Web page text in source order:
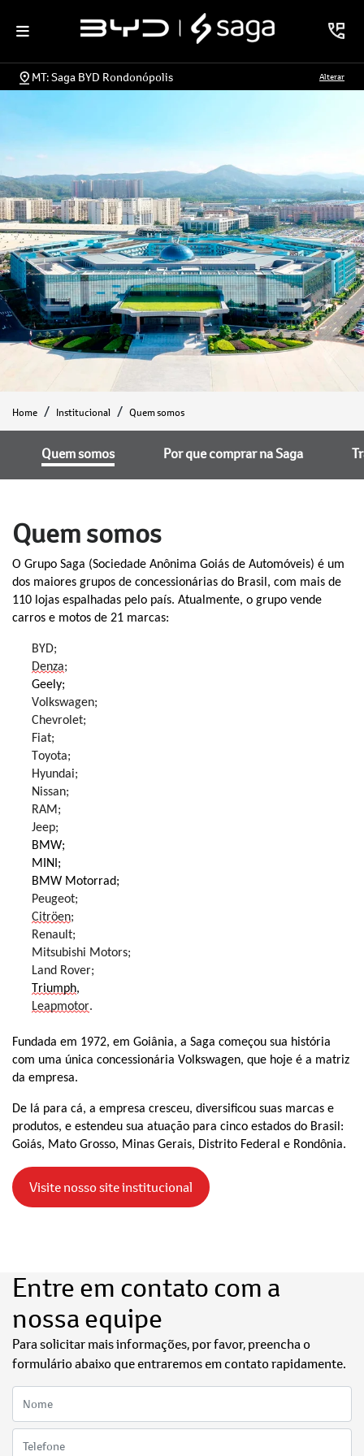
MT: Saga BYD Rondonópolis Alterar
Home Institucional Quem somos
Por que comprar na Saga
Quem somos
Quem somos
O Grupo Saga (Sociedade Anônima Goiás de Automóveis) é um
dos maiores grupos de concessionárias do Brasil, com mais de
110 lojas espalhadas pelo país. Atualmente, o grupo vende
carros e motos de 21 marcas:
BYD;
Denza;
Geely;
Volkswagen;
Chevrolet;
Fiat;
Toyota;
Hyundai;
Nissan;
RAM;
Jeep;
BMW;
MINI;
BMW Motorrad;
Peugeot;
Citröen;
Renault;
Mitsubishi Motors;
Land Rover;
Triumph,
Leapmotor.
Fundada em 1972, em Goiânia, a Saga começou sua história
com uma única concessionária Volkswagen, que hoje é a matriz
da empresa.
De lá para cá, a empresa cresceu, diversificou suas marcas e
produtos, e estendeu sua atuação para cinco estados do Brasil:
Goiás, Mato Grosso, Minas Gerais, Distrito Federal e Rondônia.
Visite nosso site institucional
Entre em contato com a
nossa equipe
Para solicitar mais informações, por favor, preencha o
formulário abaixo que entraremos em contato rapidamente.